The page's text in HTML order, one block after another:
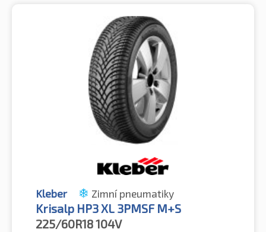
Kleber Zimní pneumatiky
Krisalp HP3 XL 3PMSF M+S
225/60R18104V